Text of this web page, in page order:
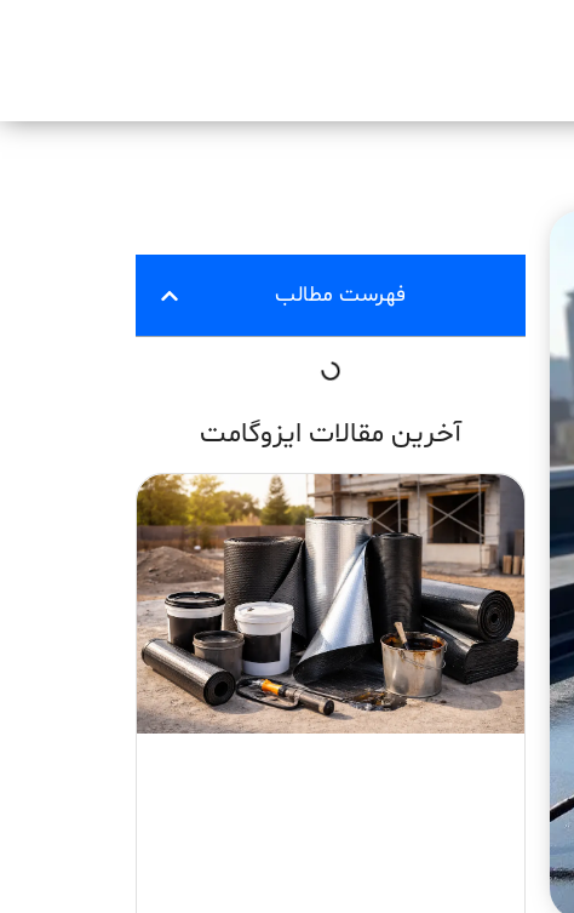
فهرست مطالب
آخرین مقالات ایزوگامت